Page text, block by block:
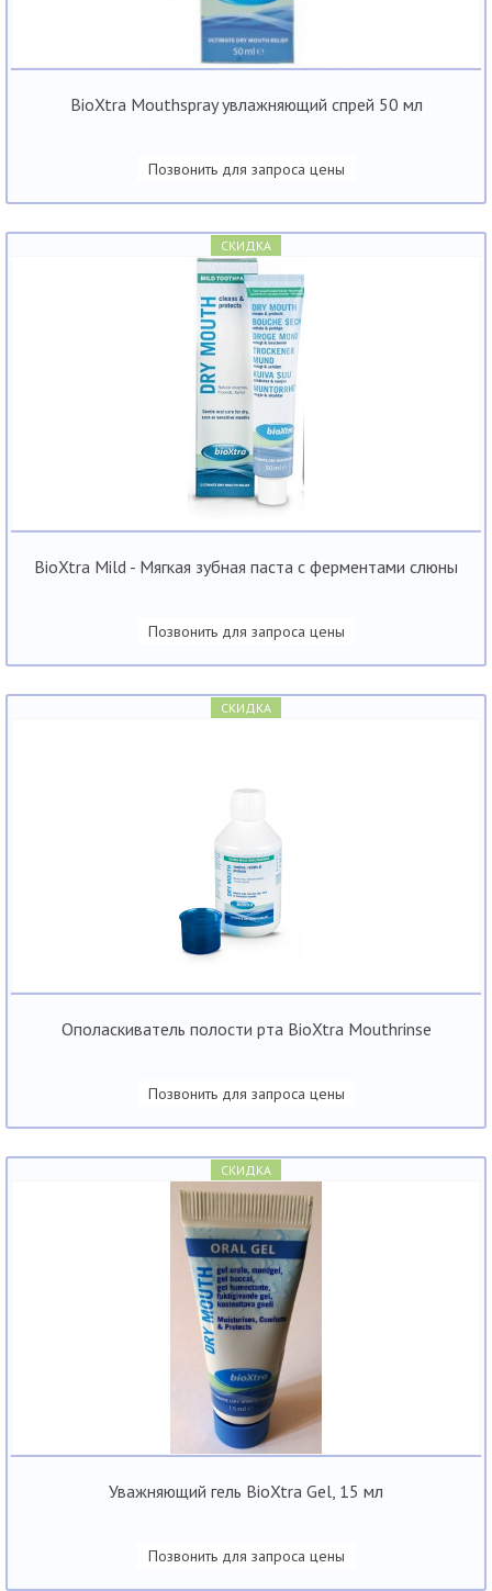
BioXtra Mouthspray увлажняющий спрей 50 мл
Позвонить для запроса цены
СКИДКА
BioXtra Mild - Мягкая зубная паста с ферментами слюны
Позвонить для запроса цены
СКИДКА
Ополаскиватель полости рта BioXtra Mouthrinse
Позвонить для запроса цены
СКИДКА
Уважняющий гель BioXtra Gel, 15 мл
Позвонить для запроса цены